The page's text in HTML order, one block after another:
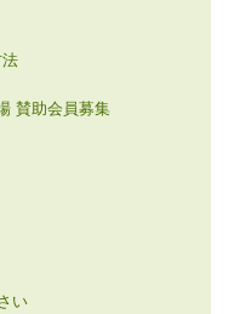
賛助会員募集
い